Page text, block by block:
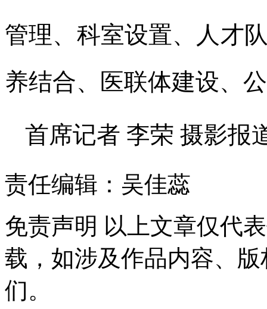
管理、科室设置、人才
养结合、医联体建设、
首席记者 李荣 摄影报
责任编辑：吴佳蕊
免责声明 以上文章仅代
载，如涉及作品内容、
们。